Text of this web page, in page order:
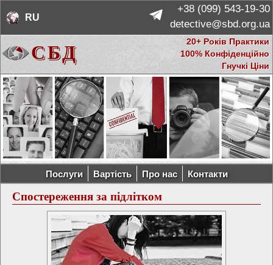
RU
+38 (099) 543-19-30
  detective@sbd.org.ua
СБД
20+ Років Практики
100% Конфіденційно
Гнучкі Ціни
Послуги Вартість Про нас Контакти
Спостереження за підлітком